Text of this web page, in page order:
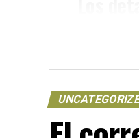
El primer
Unidos
tierras